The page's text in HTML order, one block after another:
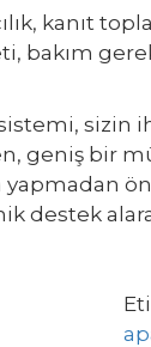
kanıt
bakım
sizin
geniş bir